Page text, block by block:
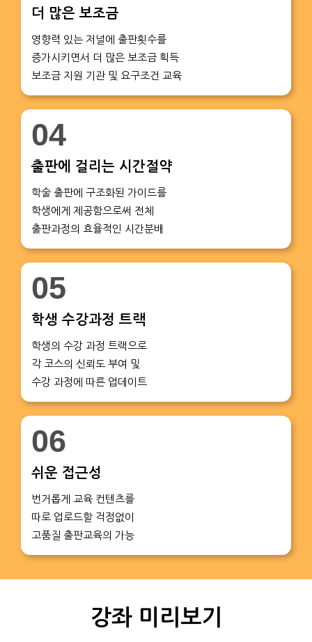
더 많은 보조금
영향력 있는 저널에 출판횟수를
증가시키면서 더 많은 보조금 획득
보조금 지원 기관 및 요구조건 교육
04
출판에 걸리는 시간절약
학술 출판에 구조화된 가이드를
학생에게 제공함으로써 전체
출판과정의 효율적인 시간분배
05
학생 수강과정 트랙
학생의 수강 과정 트랙으로
각 코스의 신뢰도 부여 및
수강 과정에 따른 업데이트
06
쉬운 접근성
번거롭게 교육 컨텐츠를
따로 업로드할 걱정없이
고품질 출판교육의 가능
강좌 미리보기